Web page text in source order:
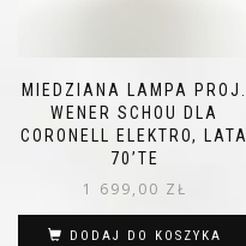
MIEDZIANA LAMPA PROJ.
WENER SCHOU DLA
CORONELL ELEKTRO, LATA
70’TE
1 699,00 ZŁ
DODAJ DO KOSZYKA